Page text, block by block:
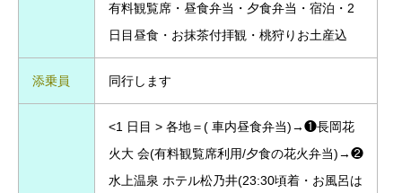
有料観覧席・昼食弁当・夕食弁当・宿泊・2
日目昼食・お抹茶付拝観・桃狩りお土産込
添乗員 同行します
<1 日目 > 各地＝( 車内昼食弁当)→❶長岡花
火大 会(有料観覧席利用/夕食の花火弁当)→❷
水上温泉 ホテル松乃井(23:30頃着・お風呂は